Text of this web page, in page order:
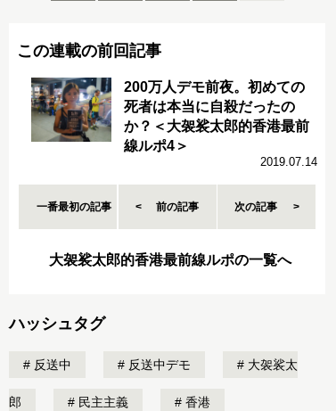
この連載の前回記事
200万人デモ前夜。初めての
死者は本当に自殺だったの
か？＜大袈裟太郎的香港最前
線ルポ4＞
2019.07.14
一番最初の記事 前の記事 次の記事
大袈裟太郎的香港最前線ルポの一覧へ
ハッシュタグ
反送中 反送中デモ 大袈裟太
郎 民主主義 香港